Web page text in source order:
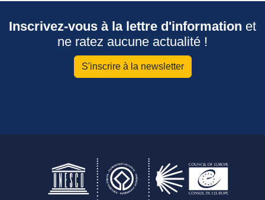
Inscrivez-vous à la lettre d'information et
ne ratez aucune actualité !
S'inscrire à la newsletter